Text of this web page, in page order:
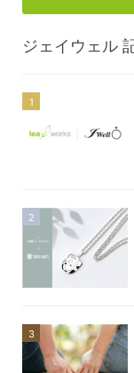
ジェイウェル